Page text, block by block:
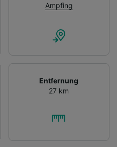
Ampfing
Entfernung
27 km